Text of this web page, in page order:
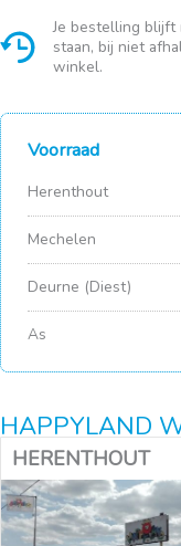
Je bestelling blijft
staan, bij niet
winkel.
Voorraad
Herenthout
Mechelen
Deurne (Diest)
As
HAPPYLAND
HERENTHOUT